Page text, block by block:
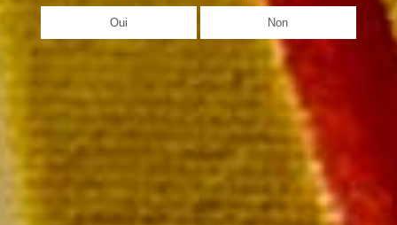
Oui Non